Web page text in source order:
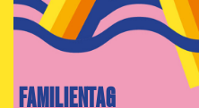
FAMILIENTAG